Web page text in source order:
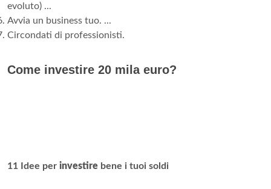
evoluto) ...
Avvia un business tuo. ...
Circondati di professionisti.
Come investire 20 mila euro?
11 Idee per investire bene i tuoi soldi